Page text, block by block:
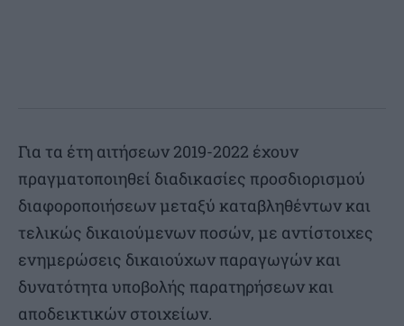
Για τα έτη αιτήσεων 2019-2022 έχουν
πραγματοποιηθεί διαδικασίες προσδιορισμού
διαφοροποιήσεων μεταξύ καταβληθέντων και
τελικώς δικαιούμενων ποσών, με αντίστοιχες
ενημερώσεις δικαιούχων παραγωγών και
δυνατότητα υποβολής παρατηρήσεων και
αποδεικτικών στοιχείων.